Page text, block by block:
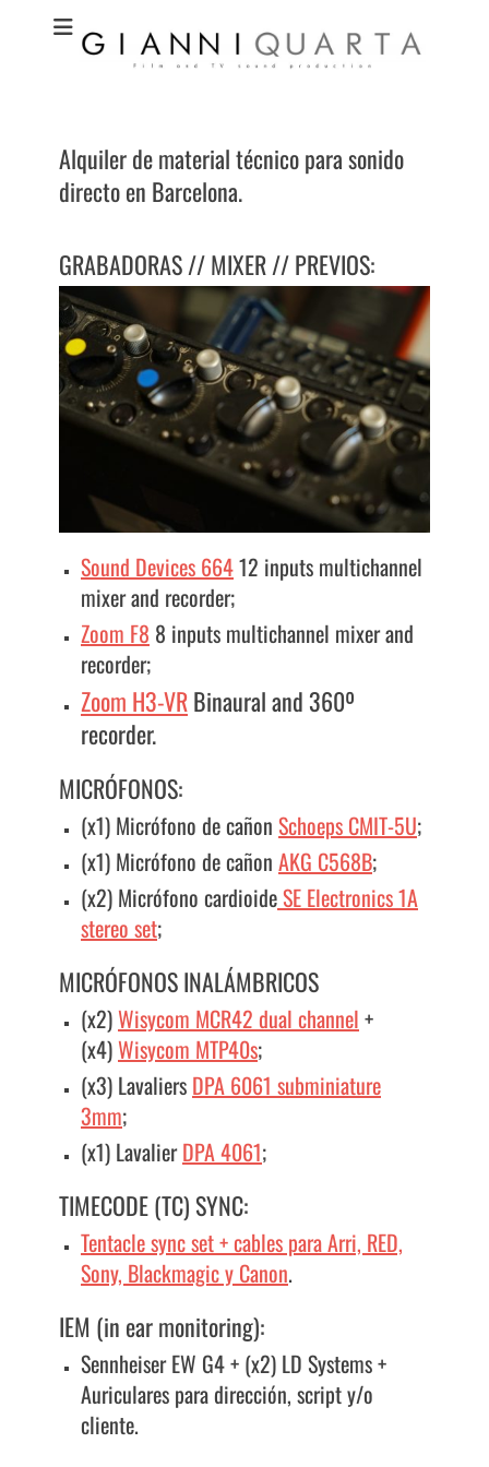
GIANNI QUARTA I
en Barcelona
Técnico de sonido directo audiovisual en Barcelona I Sonido directo y
post producción para publicidad, tv y largometrajes. I TV and Film
sound production and post production
Alquiler de material técnico para sonido
directo en Barcelona.
GRABADORAS // MIXER // PREVIOS:
Sound Devices 66412 inputs multichannel
mixer and recorder;
Zoom F8 8 inputs multichannel mixer and
recorder;
Zoom H3-VRBinaural and 360º
recorder.
MICRÓFONOS:
(x1) Micrófono de cañon Schoeps CMIT-5U;
(x1) Micrófono de cañon AKG C568B;
(x2) Micrófono cardioideSE Electronics 1A
stereo set;
MICRÓFONOS INALÁMBRICOS
(x2)Wisycom MCR42 dual channel +
(x4)Wisycom MTP40s;
(x3) Lavaliers DPA 6061 subminiature
3mm;
(x1) LavalierDPA 4061;
TIMECODE (TC) SYNC:
Tentacle sync set + cables para Arri, RED,
Sony, Blackmagic y Canon.
IEM (in ear monitoring):
Sennheiser EW G4 + (x2) LD Systems +
Auriculares para dirección, script y/o
cliente.